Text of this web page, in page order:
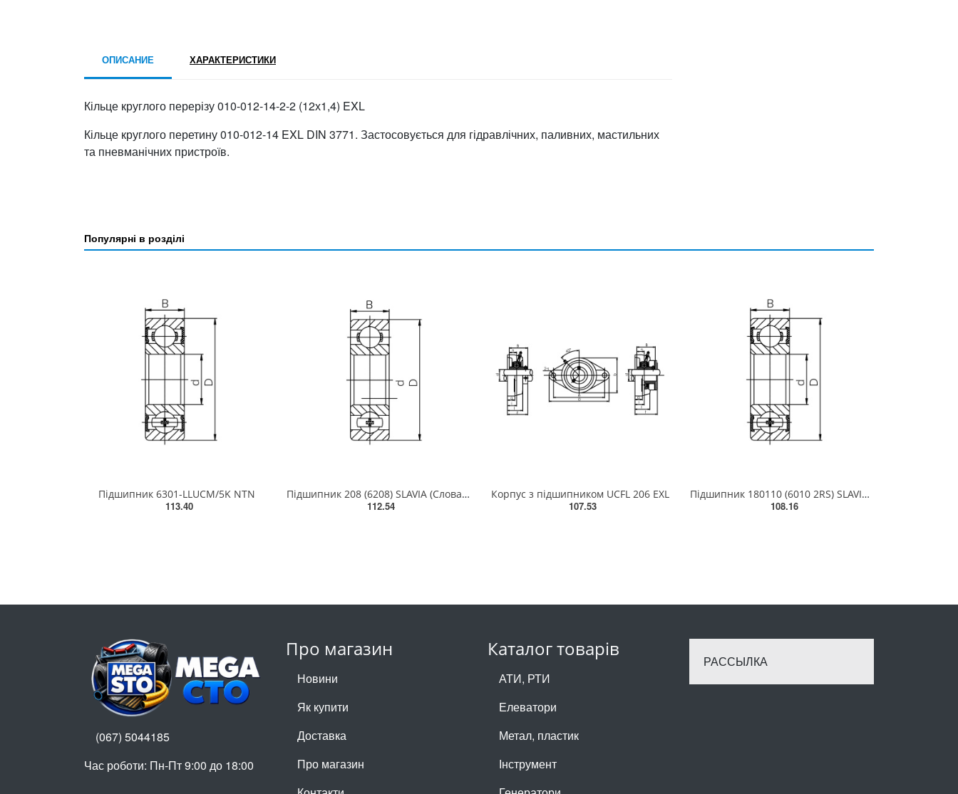
ОПИСАНИЕ ХАРАКТЕРИСТИКИ
Кільце круглого перерізу 010-012-14-2-2 (12х1,4) EXL
Кільце круглого перетину 010-012-14 EXL DIN 3771. Застосовується для гідравлічних, паливних, мастильних
та пневманічних пристроїв.
Популярні в розділі
Підшипник 6301-LLUCM/5K NTN
113.40
Підшипник 208 (6208) SLAVIA (Словаччина)
112.54
Корпус з підшипником UCFL 206 EXL
107.53
Підшипник 180110 (6010 2RS) SLAVIA (Словаччина)
108.16
Про магазин
Новини
Як купити
Доставка
Про магазин
Каталог товарів
АТИ, РТИ
Елеватори
Метал, пластик
Інструмент
РАССЫЛКА
(067) 5044185
Час роботи: Пн-Пт 9:00 до 18:00